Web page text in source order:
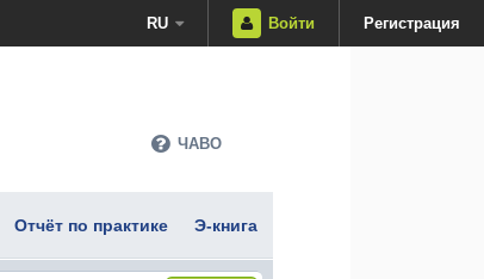
RU Войти Регистрация
ЧАВО
Отчёт по практике Э-книга